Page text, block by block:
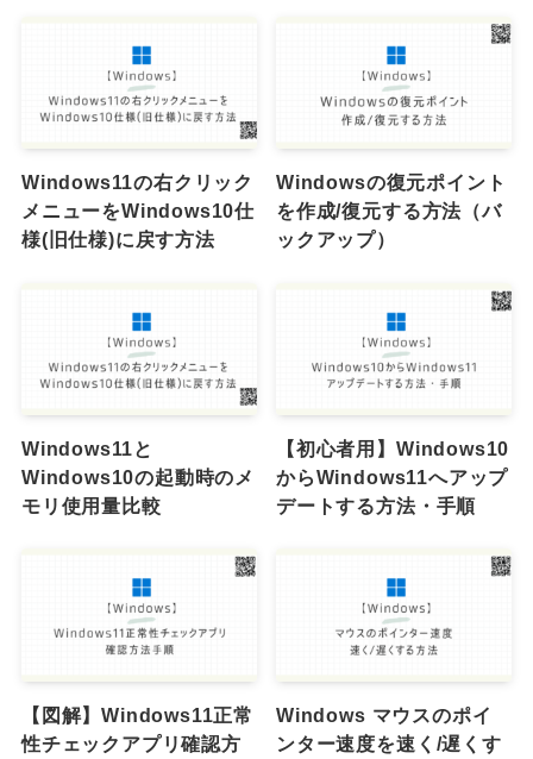
Windows11の右クリック
メニューをWindows10仕
様(旧仕様)に戻す方法
Windowsの復元ポイント
を作成/復元する方法（バ
ックアップ）
Windows11と
Windows10の起動時のメ
モリ使用量比較
【初心者用】Windows10
からWindows11へアップ
デートする方法・手順
【図解】Windows11正常
性チェックアプリ確認方
Windows マウスのポイ
ンター速度を速く/遅くす